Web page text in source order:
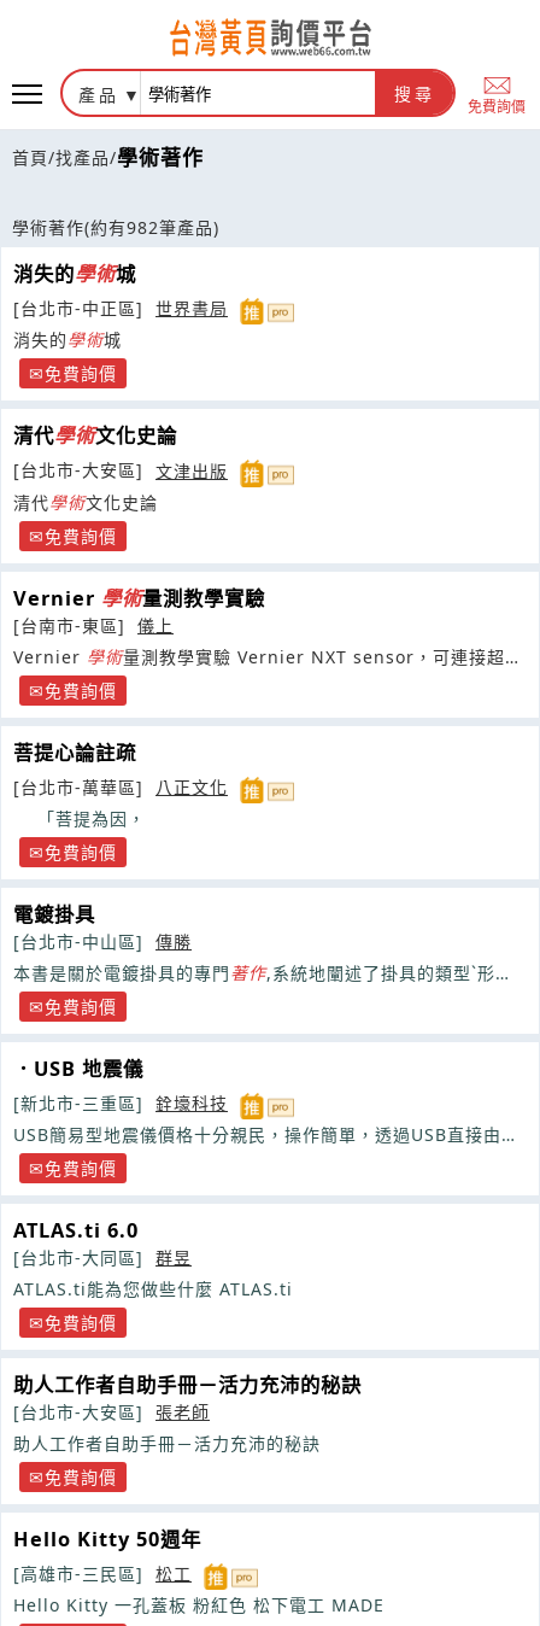
產品 搜尋
免費詢價
首頁/找產品/學術著作
學術著作(約有982筆產品)
消失的學術城
[台北市-中正區]
世界書局
消失的學術城
免費詢價
清代學術文化史論
[台北市-大安區]
文津出版
清代學術文化史論
免費詢價
Vernier 學術量測教學實驗
[台南市-東區]
儀上
Vernier 學術量測教學實驗 Vernier NXT sensor，可連接超過
30多種Vernier
免費詢價
菩提心論註疏
[台北市-萬華區]
八正文化
「菩提為因，
免費詢價
電鍍掛具
[台北市-中山區]
傳勝
本書是關於電鍍掛具的專門著作,系統地闡述了掛具的類型ˋ形式ˋ
設 免費詢價
．USB 地震儀
[新北市-三重區]
銓壕科技
USB簡易型地震儀價格十分親民，操作簡單，透過USB直接由電
腦供電及擷取地震數據
免費詢價
ATLAS.ti 6.0
[台北市-大同區]
群昱
ATLAS.ti能為您做些什麼 ATLAS.ti
免費詢價
助人工作者自助手冊－活力充沛的秘訣
[台北市-大安區]
張老師
助人工作者自助手冊－活力充沛的秘訣
免費詢價
Hello Kitty 50週年
[高雄市-三民區]
松工
Hello Kitty 一孔蓋板 粉紅色 松下電工 MADE